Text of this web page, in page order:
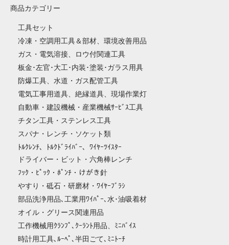
商品カテゴリー
工具セット
冷凍・空調用工具＆部材、環境改善用品
ガス・電気溶接、ロウ付関連工具
板金･左官･大工･内装･塗装･ガラス用具
防爆工具、水道・ガス配管工具
電気工事用道具、絶縁道具、現場作業灯
自動車・建設機械・産業機械ｻｰﾋﾞｽ工具
チタン工具・ステンレス工具
スパナ・レンチ・ソケット類
ﾄﾙｸﾚﾝﾁ、ﾄﾙｸﾄﾞﾗｲﾊﾞｰ、ﾜｲﾔｰﾂｲｽﾀｰ
ドライバー・ビット・六角棒レンチ
ﾌｯｸ・ﾋﾟｯｸ・ﾎﾟﾝﾁ・けがき針
やすり・砥石・研磨材・ﾜｲﾔｰﾌﾞﾗｼ
部品洗浄用品､工業用ﾜｲﾊﾟｰ､水･油吸着材
オイル・グリース関連用品
工作機械用ｸﾗﾝﾌﾟ､ｸｰﾗﾝﾄ用品、ﾐﾆﾊﾞｲｽ
時計用工具､ﾙｰﾍﾟ､半田ごて､ﾐﾆﾄｰﾁ